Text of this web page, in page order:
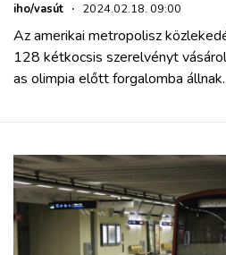
iho/vasút · 2024.02.18. 09:00
Az amerikai metropolisz
128 kétkocsis szerelvényt
as olimpia előtt forgalomba állnak.